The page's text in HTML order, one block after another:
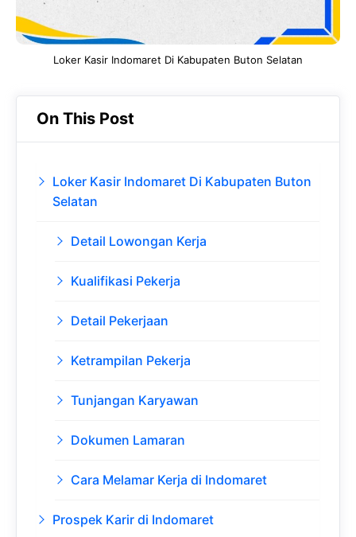
Loker Kasir Indomaret Di Kabupaten Buton Selatan
On This Post
Loker Kasir Indomaret Di Kabupaten Buton
Selatan
Detail Lowongan Kerja
Kualifikasi Pekerja
Detail Pekerjaan
Ketrampilan Pekerja
Tunjangan Karyawan
Dokumen Lamaran
Cara Melamar Kerja di Indomaret
Prospek Karir di Indomaret